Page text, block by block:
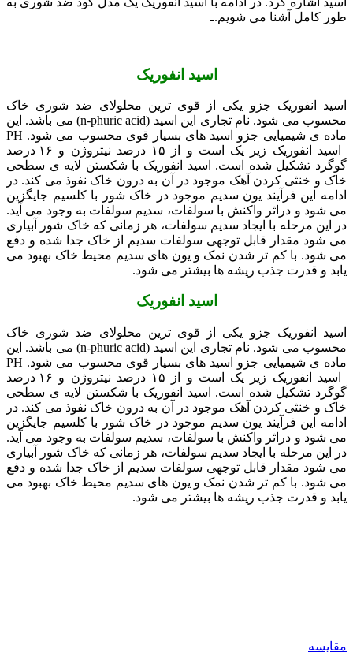
طور کامل آشنا می شویم.ـ
اسید انفوریک
اسید انفوریک جزو یکی از قوی ترین محلولای ضد شوری خاک
محسوب می شود. نام تجاری این اسید (n-phuric acid) می باشد. این
ماده ی شیمیایی جزو اسید های بسیار قوی محسوب می شود. PH
اسید انفوریک زیر یک است و از ۱۵ درصد نیتروژن و ۱۶ درصد
گوگرد تشکیل شده است. اسید انفوریک با شکستن لایه ی سطحی
خاک و خنثی کردن آهک موجود در آن به درون خاک نفوذ می کند. در
ادامه این فرآیند یون سدیم موجود در خاک شور با کلسیم جایگزین
می شود و دراثر واکنش با سولفات، سدیم سولفات به وجود می آید.
در این مرحله با ایجاد سدیم سولفات، هر زمانی که خاک شور آبیاری
می شود مقدار قابل توجهی سولفات سدیم از خاک جدا شده و دفع
می شود. با کم تر شدن نمک و یون های سدیم محیط خاک بهبود می
یابد و قدرت جذب ریشه ها بیشتر می شود.
اسید انفوریک
اسید انفوریک جزو یکی از قوی ترین محلولای ضد شوری خاک
محسوب می شود. نام تجاری این اسید (n-phuric acid) می باشد. این
ماده ی شیمیایی جزو اسید های بسیار قوی محسوب می شود. PH
اسید انفوریک زیر یک است و از ۱۵ درصد نیتروژن و ۱۶ درصد
گوگرد تشکیل شده است. اسید انفوریک با شکستن لایه ی سطحی
خاک و خنثی کردن آهک موجود در آن به درون خاک نفوذ می کند. در
ادامه این فرآیند یون سدیم موجود در خاک شور با کلسیم جایگزین
می شود و دراثر واکنش با سولفات، سدیم سولفات به وجود می آید.
در این مرحله با ایجاد سدیم سولفات، هر زمانی که خاک شور آبیاری
می شود مقدار قابل توجهی سولفات سدیم از خاک جدا شده و دفع
می شود. با کم تر شدن نمک و یون های سدیم محیط خاک بهبود می
یابد و قدرت جذب ریشه ها بیشتر می شود.
مقایسه